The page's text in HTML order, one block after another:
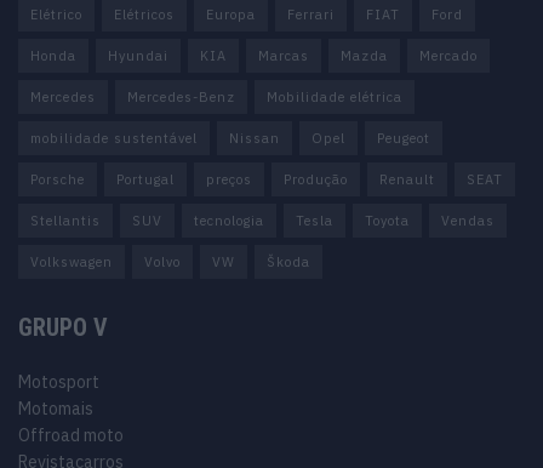
Elétrico Elétricos Europa Ferrari FIAT Ford
Honda Hyundai KIA Marcas Mazda Mercado
Mercedes Mercedes-Benz Mobilidade elétrica
mobilidade sustentável Nissan Opel Peugeot
Porsche Portugal preços Produção Renault SEAT
Stellantis SUV tecnologia Tesla Toyota Vendas
Volkswagen Volvo VW Škoda
GRUPO V
Motosport
Motomais
Offroad moto
Revistacarros